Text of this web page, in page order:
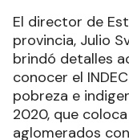
El director de
provincia, Julio
brindó detalles
conocer el
pobreza e
2020, que
aglomerados